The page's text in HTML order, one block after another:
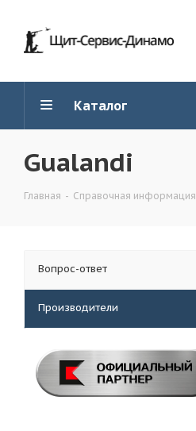
Каталог
Gualandi
Главная - Справочная информация
Вопрос-ответ
Производители